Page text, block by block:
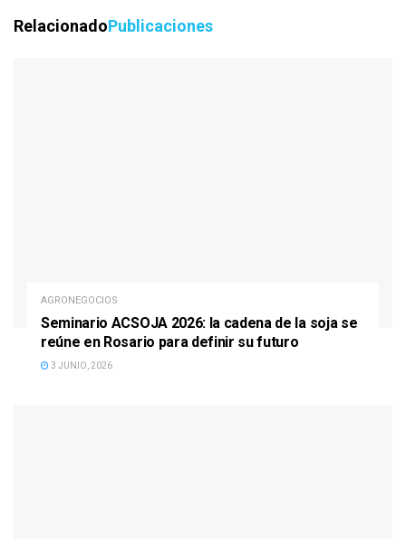
RelacionadoPublicaciones
AGRONEGOCIOS
Seminario ACSOJA 2026: la cadena de la soja se
reúne en Rosario para definir su futuro
3 JUNIO, 2026